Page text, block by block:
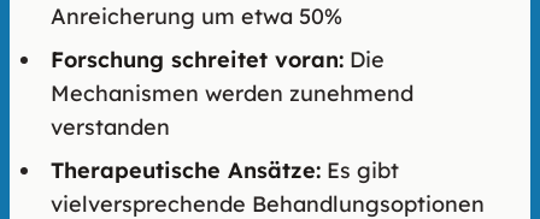
Anreicherung um etwa 50%
Forschung schreitet voran: Die
Mechanismen werden zunehmend
verstanden
Therapeutische Ansätze: Es gibt
vielversprechende Behandlungsoptionen